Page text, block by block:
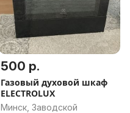
500 р.
Газовый духовой шкаф
ELECTROLUX
Минск, Заводской